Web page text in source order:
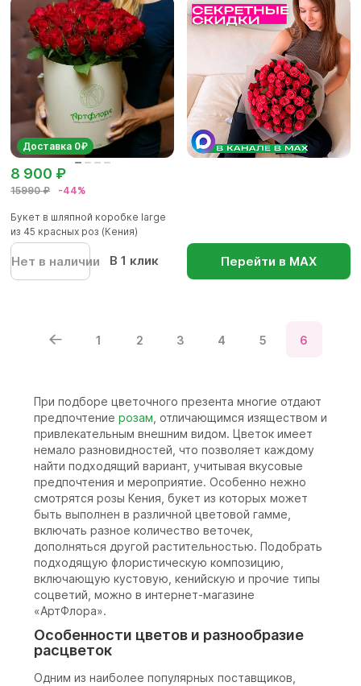
Доставка 0₽
15990 ₽ -44%
8 900 ₽
Букет в шляпной коробке large
из 45 красных роз (Кения)
Нет в наличии В 1 клик Перейти в МАХ
1 2 3 4 5 6
При подборе цветочного презента многие отдают
предпочтение розам, отличающимся изяществом и
привлекательным внешним видом. Цветок имеет
немало разновидностей, что позволяет каждому
найти подходящий вариант, учитывая вкусовые
предпочтения и мероприятие. Особенно нежно
смотрятся розы Кения, букет из которых может
быть выполнен в различной цветовой гамме,
включать разное количество веточек,
дополняться другой растительностью. Подобрать
подходящую флористическую композицию,
включающую кустовую, кенийскую и прочие типы
соцветий, можно в интернет-магазине
«АртФлора».
Особенности цветов и разнообразие
расцветок
Одним из наиболее популярных поставщиков,